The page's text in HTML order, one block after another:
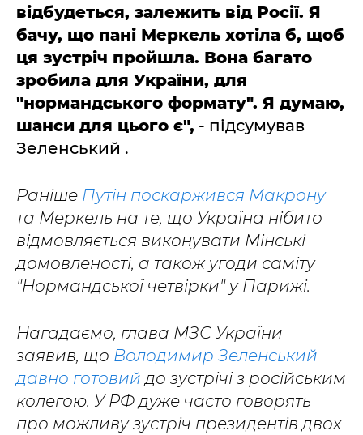
відбудеться, залежить від Росії. Я
бачу, що пані Меркель хотіла б, щоб
ця зустріч пройшла. Вона багато
зробила для України, для
"нормандського формату". Я думаю,
шанси для цього є", - підсумував
Зеленський .
Раніше Путін поскаржився Макрону
та Меркель на те, що Україна нібито
відмовляється виконувати Мінські
домовленості, а також угоди саміту
"Нормандської четвірки" у Парижі.
Нагадаємо, глава МЗС України
заявив, що Володимир Зеленський
давно готовий до зустрічі з російським
колегою. У РФ дуже часто говорять
про можливу зустріч президентів двох